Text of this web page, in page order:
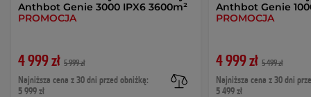
Anthbot Genie 3000 IPX6 3600m²
PROMOCJA
4 999 zł 5 999 zł
Najniższa cena z 30 dni przed obniżką:
5 999 zł
Anthbot Genie
PROMOCJA
4 999 zł 5 499 zł
Najniższa cena z 30 dni
5 499 zł